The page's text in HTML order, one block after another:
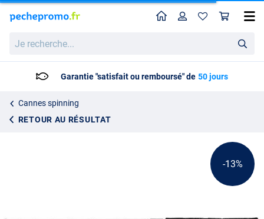
recherche...
HomeProfil
Garantie "satisfait ou remboursé" de 50 jours
Cannes spinning
RETOUR AU RÉSULTAT
Canne silure Madcat White Light Spin 2.10m (50-110g)
-13%